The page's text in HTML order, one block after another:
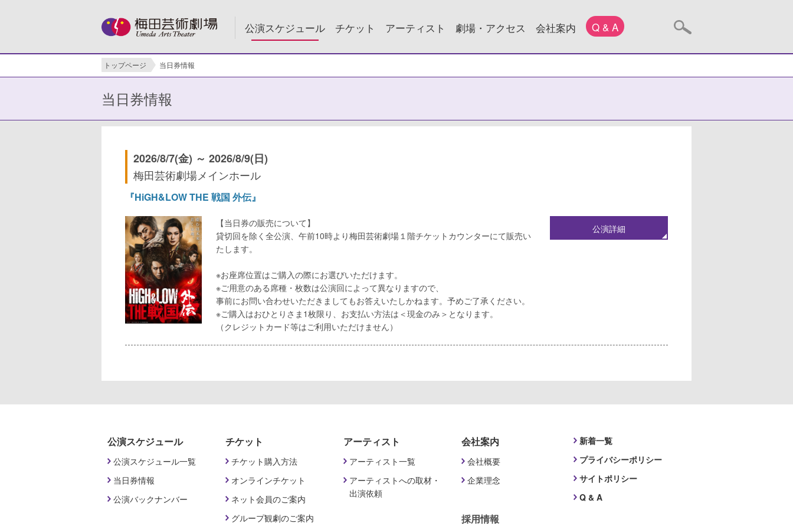
公演スケジュール チケット アーティスト 劇場・アクセス 会社案内 Q & A
トップページ 当日券情報
当日券情報
2026/8/7(金) ～ 2026/8/9(日)
梅田芸術劇場メインホール
『HiGH&LOW THE 戦国 外伝』
【当日券の販売について】
貸切回を除く全公演、午前10時より梅田芸術劇場１階チケットカウンターにて販売い
たします。
※お座席位置はご購入の際にお選びいただけます。
※ご用意のある席種・枚数は公演回によって異なりますので、
事前にお問い合わせいただきましてもお答えいたしかねます。予めご了承ください。
※ご購入はおひとりさま1枚限り、お支払い方法は＜現金のみ＞となります。
（クレジットカード等はご利用いただけません）
公演詳細
公演スケジュール
公演スケジュール一覧
当日券情報
公演バックナンバー
チケット
チケット購入方法
オンラインチケット
ネット会員のご案内
グループ観劇のご案内
アーティスト
アーティスト一覧
アーティストへの取材・
出演依頼
会社案内
会社概要
企業理念
採用情報
新着一覧
プライバシーポリシー
サイトポリシー
Q & A